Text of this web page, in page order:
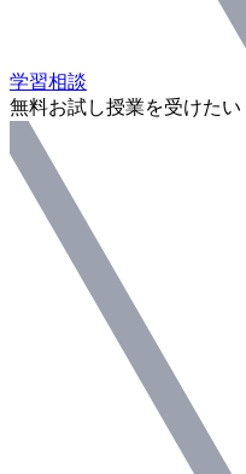
学習相談
無料お試し授業を受けたい